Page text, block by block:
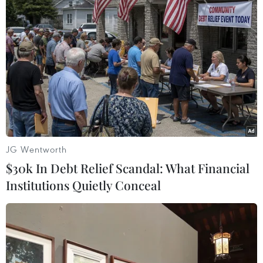
ASEAN Cup 2026 ngày 8/8: Xác định
đối thủ của đội tuyển Việt Nam ở bán
kết
08/08/2026 03:50
Tuyển Việt Nam giành vé vào
bán kết, vì sao ông Kim Sang-sik vẫn
không vui?
08/08/2026 03:37
Ông Kim Sang-sik trăn trở gì về
hàng phòng ngự trước bán kết
ASEAN Cup?
08/08/2026 00:13
JG Wentworth
$30k In Debt Relief Scandal: What Financial
Institutions Quietly Conceal